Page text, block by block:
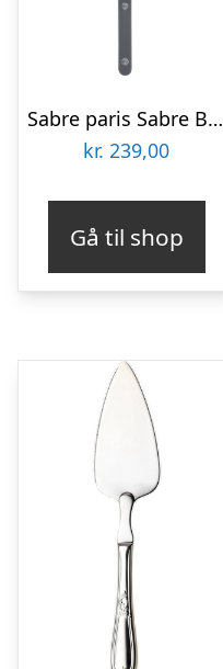
Sabre paris Sabre Bistrot Solid Kagespade, mørkegrå
kr. 239,00
Gå til shop